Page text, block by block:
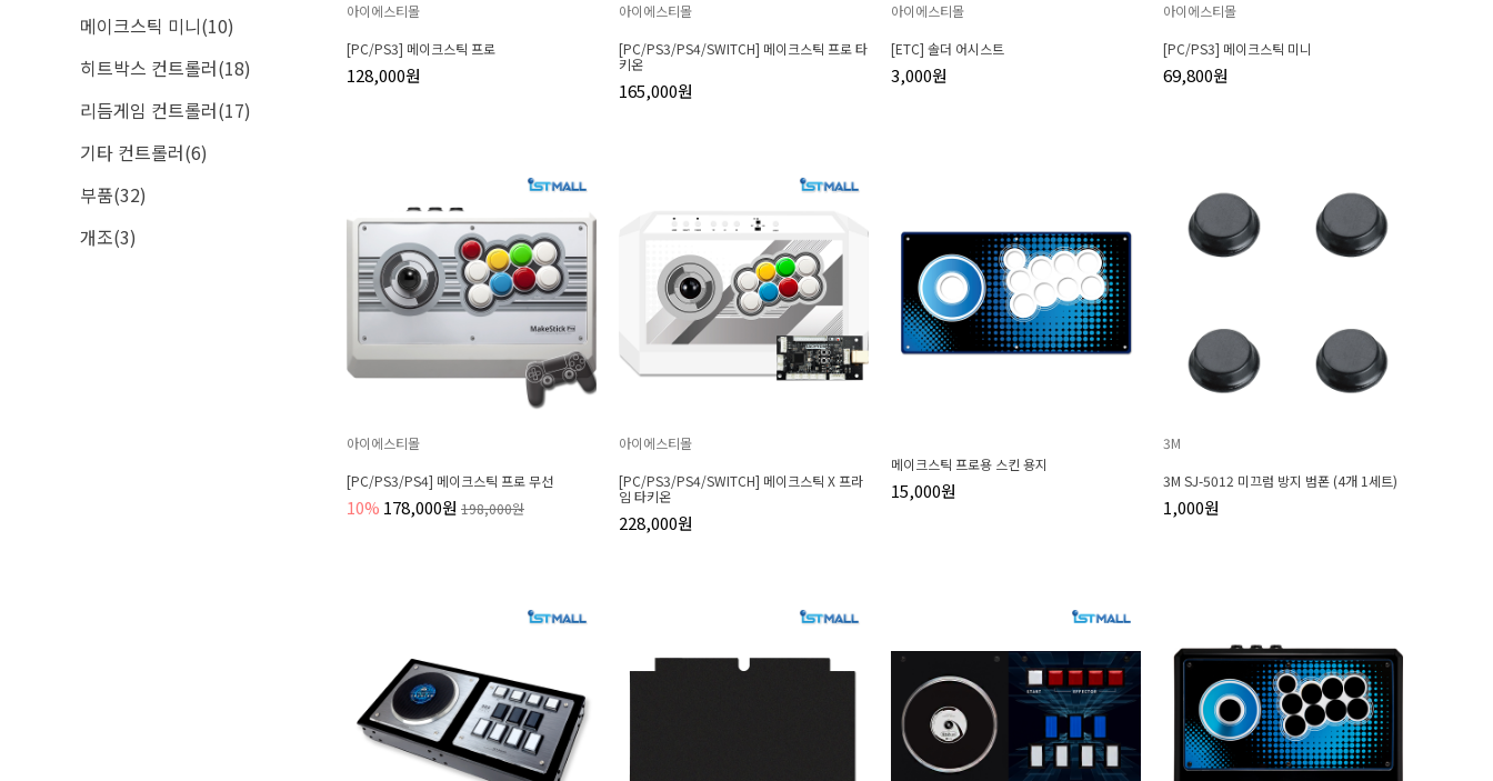
메이크스틱 미니(10)
히트박스 컨트롤러(18)
리듬게임 컨트롤러(17)
기타 컨트롤러(6)
부품(32)
개조(3)
아이에스티몰
[PC/PS3] 메이크스틱 프로
128,000원
아이에스티몰
[PC/PS3/PS4/SWITCH] 메이크스틱 프로 타
키온
165,000원
아이에스티몰
[ETC] 솔더 어시스트
3,000원
아이에스티몰
[PC/PS3] 메이크스틱 미니
69,800원
아이에스티몰
[PC/PS3/PS4] 메이크스틱 프로 무선
10% 178,000원 198,000원
아이에스티몰
[PC/PS3/PS4/SWITCH] 메이크스틱 X 프라
임 타키온
228,000원
메이크스틱 프로용 스킨 용지
15,000원
3M
3M SJ-5012 미끄럼 방지 범폰 (4개 1세트)
1,000원